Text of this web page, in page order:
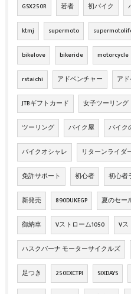
GSX250R 若者 初バイク
ktmj supermoto
bikelove bikeride motorcycle
rstaichi アドベンチャー ア
JTBギフトカード 女子ツーリング
ツーリング バイク屋 バイク
バイクオシャレ リターンライダ
免許サポート 初心者 初心者
新発売 890DUKEGP 夏のセー
御納車 Vストローム1050 Vス
ハスクバーナ モーターサイクルズ
足つき 250EXCTPI SIXDAYS